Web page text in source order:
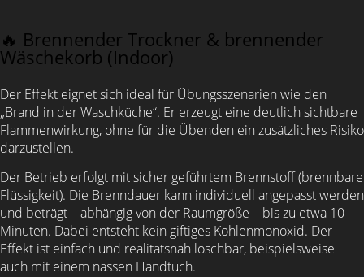
🔥 Brennender Trockner & brennender
Wäschekorb (Indoor)
Der Effekt eignet sich ideal für Übungsszenarien wie den
„Brand in der Waschküche“. Er erzeugt eine deutlich sichtbare
Flammenwirkung, ohne für die Übenden ein zusätzliches Risiko
darzustellen.
Der Betrieb erfolgt mit sicher geführtem Brennstoff (brennbare
Flüssigkeit). Die Brenndauer kann individuell angepasst werden
und beträgt – abhängig von der Raumgröße – bis zu etwa 10
Minuten. Dabei entsteht kein giftiges Kohlenmonoxid. Der
Effekt ist einfach und realitätsnah löschbar, beispielsweise
auch mit einem nassen Handtuch.